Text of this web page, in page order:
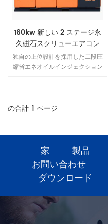
160kw 新しい 2 ステージ永
久磁石スクリューエアコン
プレッサー
独自の上位設計を採用した二段圧
縮省エネオイルインジェクション
利点を備えているだけでなく、各
ターが大きいため、より信頼性が
高く、省エネ運転が可能です。直
径と低速。
の合計 1 ページ
家 製品
お問い合わせ
ダウンロード